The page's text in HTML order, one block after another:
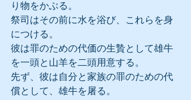
り物をかぶる。
祭司はその前に水を浴び、これらを身
につける。
彼は罪のための代価の生贄として雄牛
を一頭と山羊を二頭用意する。
先ず、彼は自分と家族の罪のための代
償として、雄牛を屠る。